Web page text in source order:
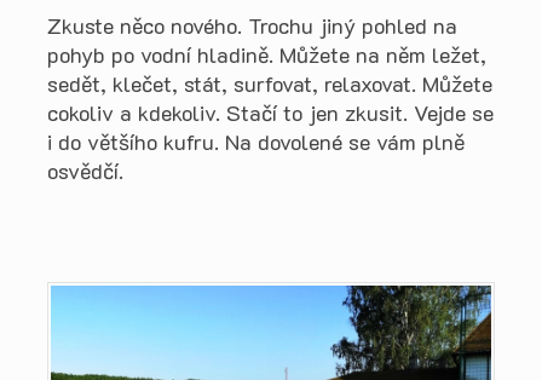
Zkuste něco nového. Trochu jiný pohled na
pohyb po vodní hladině. Můžete na něm ležet,
sedět, klečet, stát, surfovat, relaxovat. Můžete
cokoliv a kdekoliv. Stačí to jen zkusit. Vejde se
i do většího kufru. Na dovolené se vám plně
osvědčí.